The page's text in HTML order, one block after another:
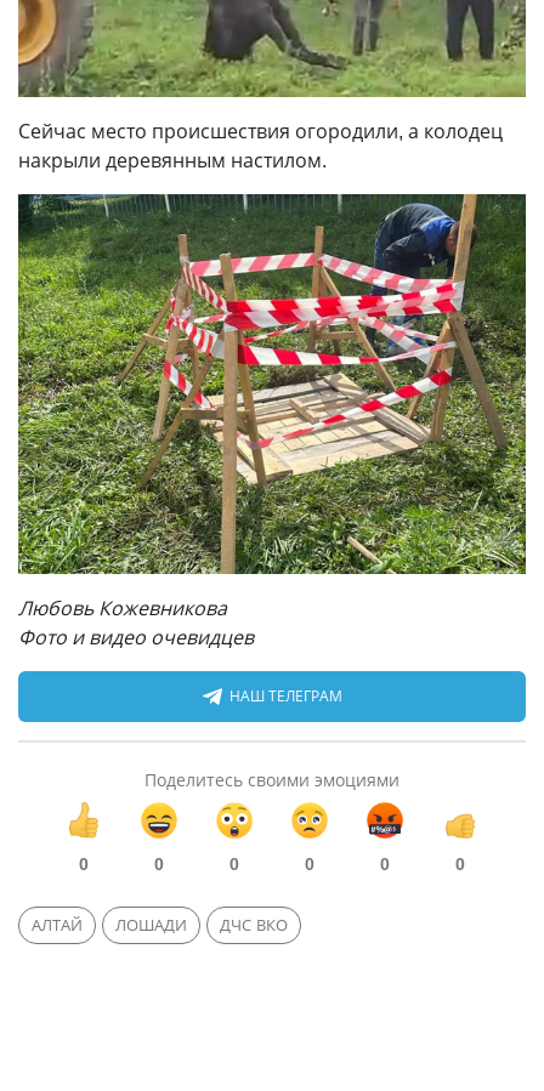
Сейчас место происшествия огородили, а колодец
накрыли деревянным настилом.
Любовь Кожевникова
Фото и видео очевидцев
НАШ ТЕЛЕГРАМ
Поделитесь своими эмоциями
0 0 0 0 0 0
АЛТАЙ ЛОШАДИ ДЧС ВКО